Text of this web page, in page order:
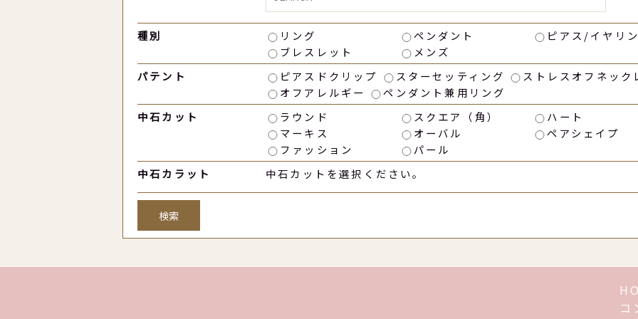
種別 リング ペンダント
ピアス/イヤリ
ブレスレット
メンズ
パテント
ピアスドクリップ スターセッティング
ストレスオフネック
オフアレルギー
ペンダント兼用リング
中石カット
ラウンド スクエア（角）
ハート
マーキス
オーバル
ペアシェイプ
ファッション
パール
中石カラット
中石カットを選択ください。
検索
コ